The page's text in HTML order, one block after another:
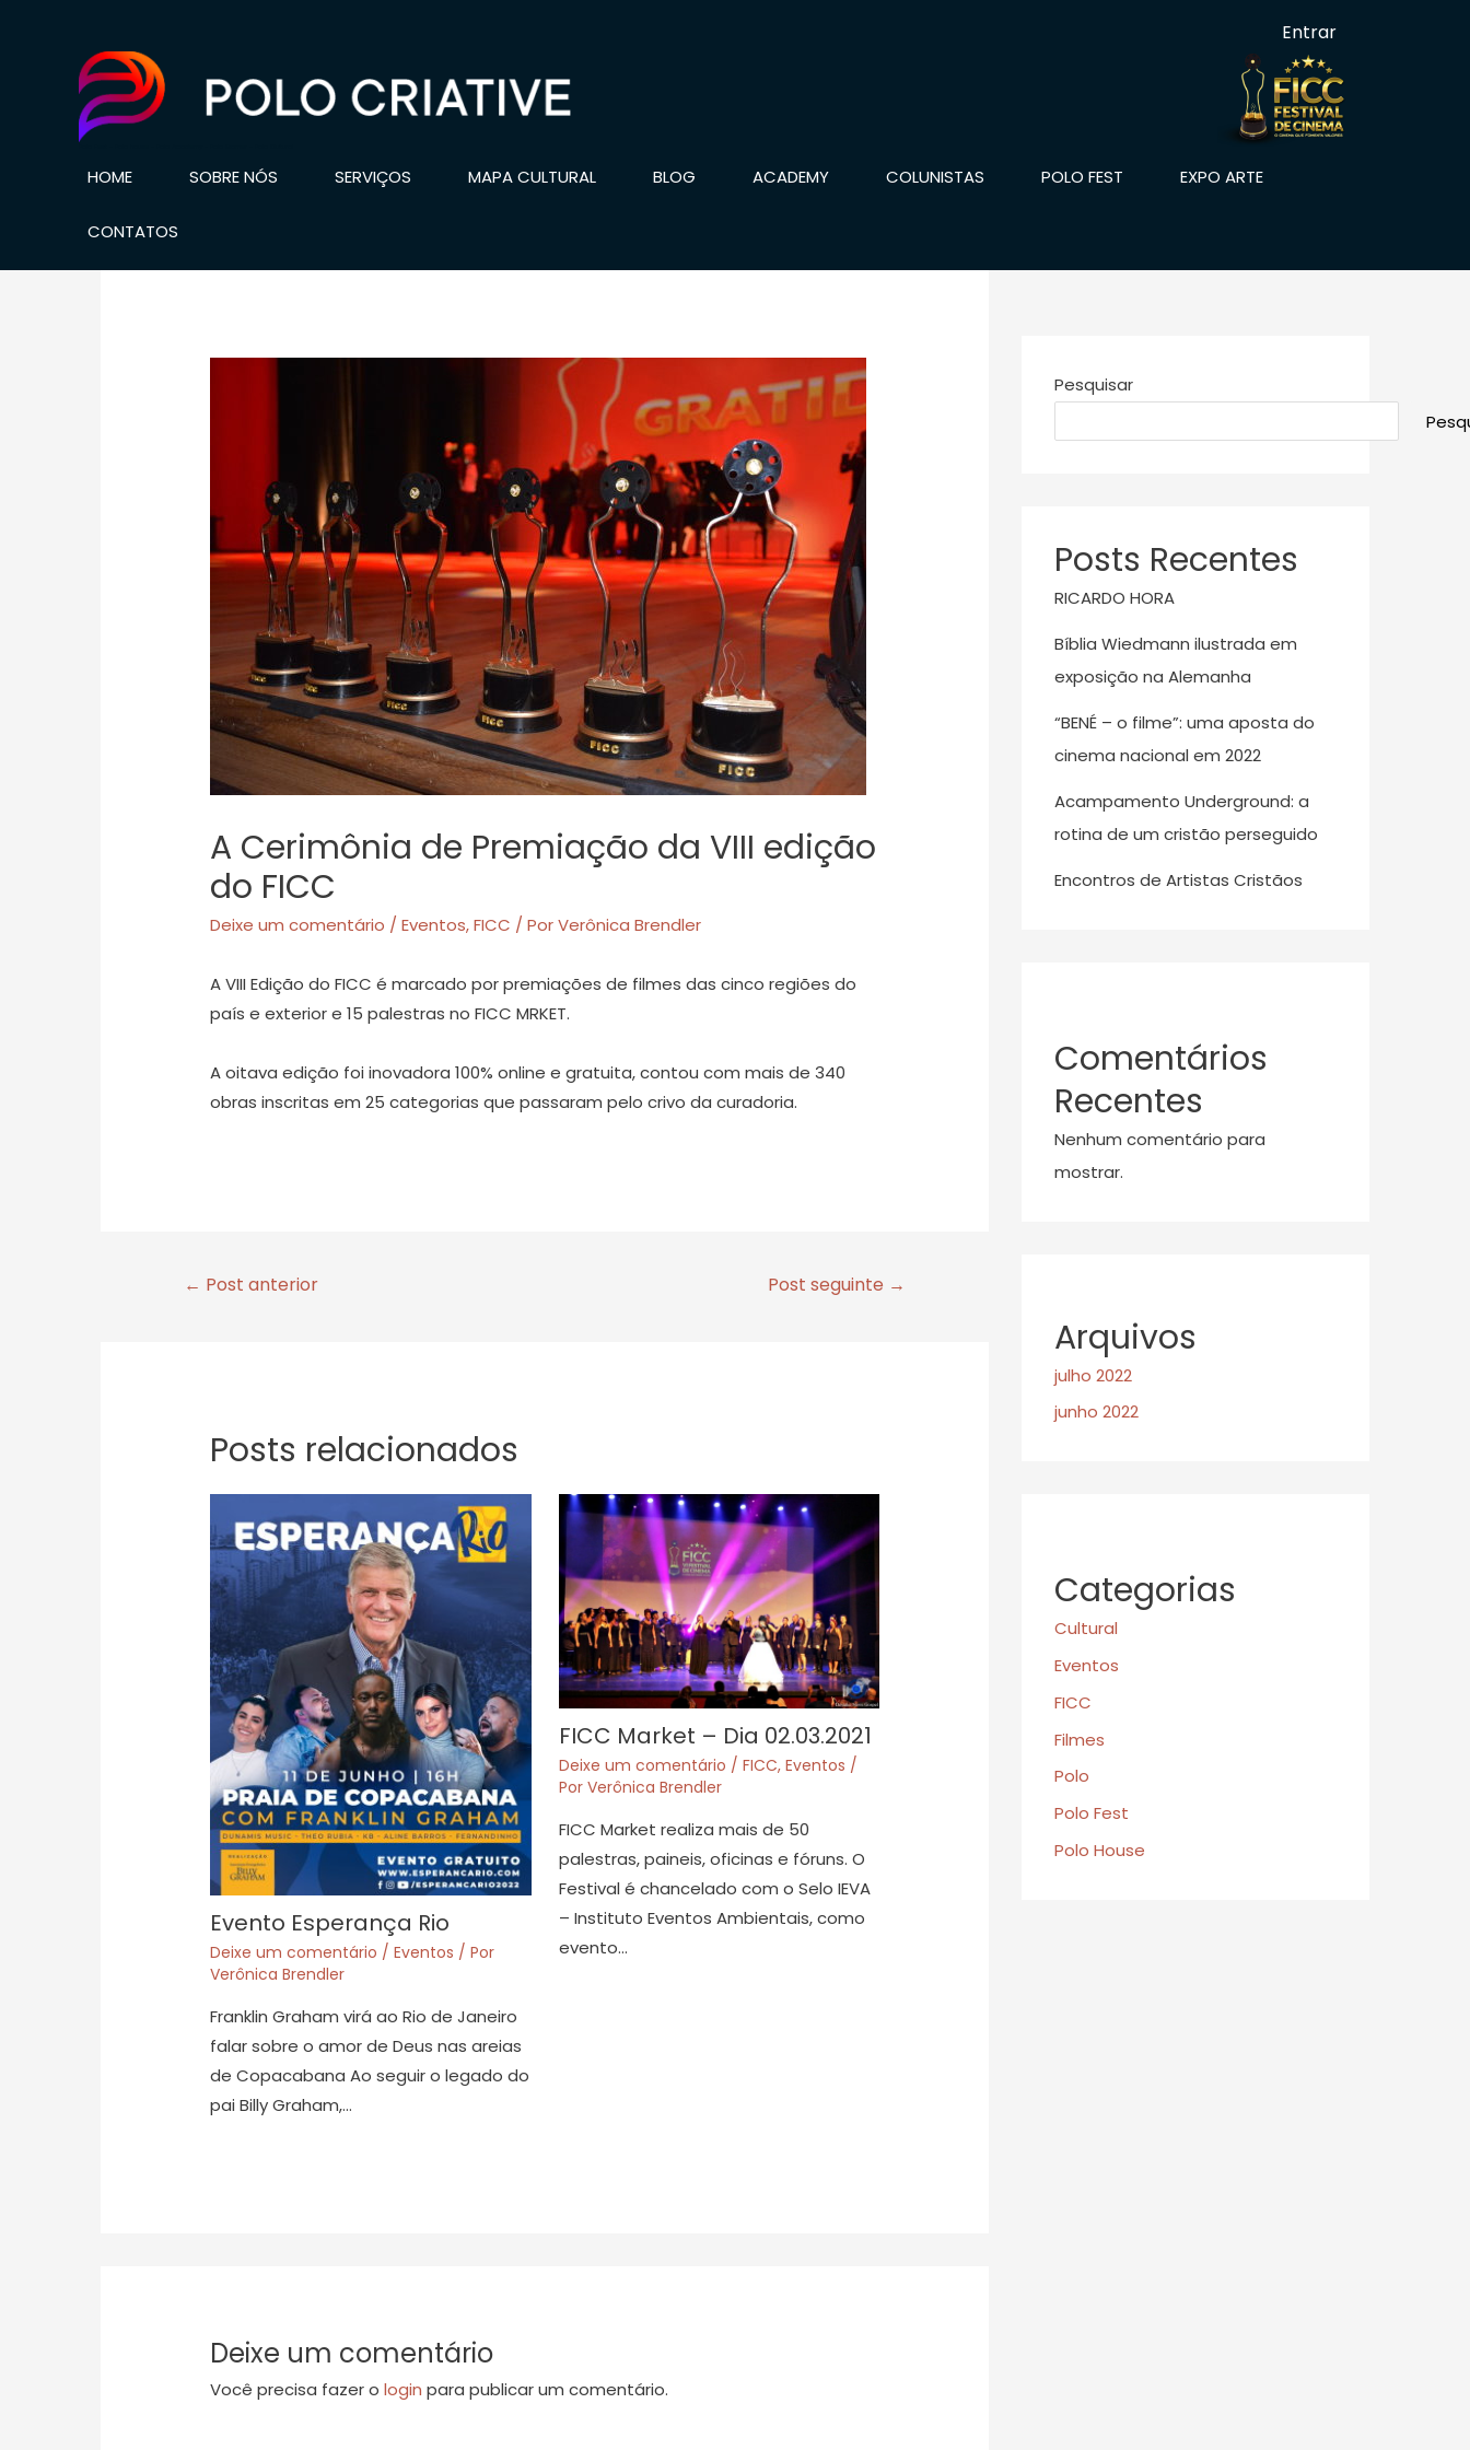
Entrar
HOME SOBRE NÓS SERVIÇOS MAPA CULTURAL BLOG ACADEMY COLUNISTAS POLO FEST EXPO ARTE
CONTATOS
A Cerimônia de Premiação da VIII edição
do FICC
Deixe um comentário /Eventos,FICC / PorVerônica Brendler
A VIII Edição do FICC é marcado por premiações de filmes das cinco regiões do
país e exterior e 15 palestras no FICC MRKET.
A oitava edição foi inovadora 100% online e gratuita, contou com mais de 340
obras inscritas em 25 categorias que passaram pelo crivo da curadoria.
Navegação
← Post anterior Post seguinte →
Posts relacionados
Evento Esperança Rio
Deixe um comentário /Eventos / Por
Verônica Brendler
Franklin Graham virá ao Rio de Janeiro
falar sobre o amor de Deus nas areias
de Copacabana Ao seguir o legado do
pai Billy Graham,…
FICC Market – Dia 02.03.2021
Deixe um comentário / FICC, Eventos /
Por Verônica Brendler
FICC Market realiza mais de 50
palestras, paineis, oficinas e fóruns. O
Festival é chancelado com o Selo IEVA
– Instituto Eventos Ambientais, como
evento…
Deixe um comentário
Você precisa fazer ologin para publicar um comentário.
Pesquisar
Posts Recentes
RICARDO HORA
Bíblia Wiedmann ilustrada em
exposição na Alemanha
“BENÉ – o filme”: uma aposta do
cinema nacional em 2022
Acampamento Underground: a
rotina de um cristão perseguido
Encontros de Artistas Cristãos
Comentários
Recentes
Nenhum comentário para
mostrar.
Arquivos
julho 2022
junho 2022
Categorias
Cultural
Eventos
FICC
Filmes
Polo
Polo Fest
Polo House